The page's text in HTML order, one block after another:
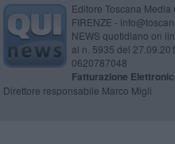
Editore Toscana
FIRENZE -
NEWS quotidiano on
al n. 5935 del
0620787048
Fatturazione
Direttore responsabile Marco Migli